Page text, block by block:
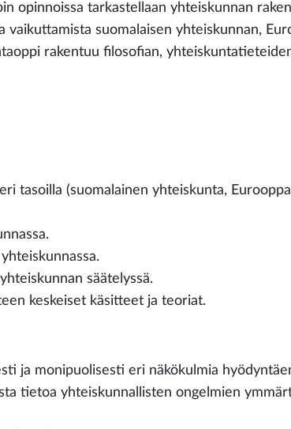
opinnoissa tarkastellaan yhteiskunnan
vaikuttamista suomalaisen yhteiskunnan,
rakentuu filosofian,
tasoilla (suomalainen yhteiskunta,
säätelyssä.
keskeiset käsitteet ja teoriat.
ja monipuolisesti eri näkökulmia
tietoa yhteiskunnallisten ongelmien